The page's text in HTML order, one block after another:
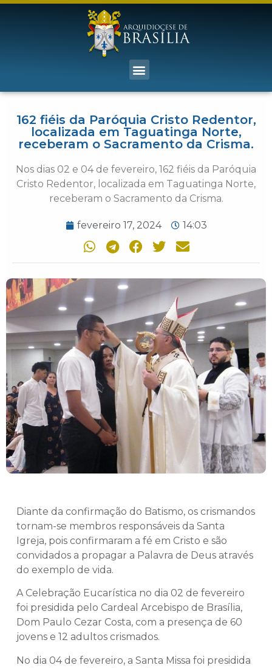
162 fiéis da Paróquia Cristo Redentor,
localizada em Taguatinga Norte,
receberam o Sacramento da Crisma.
Nos dias 02 e 04 de fevereiro, 162 fiéis da Paróquia
Cristo Redentor, localizada em Taguatinga Norte,
receberam o Sacramento da Crisma.
fevereiro 17, 2024 14:03
Diante da confirmação do Batismo, os crismandos
tornam-se membros responsáveis da Santa
Igreja, pois confirmaram a fé em Cristo e são
convidados a propagar a Palavra de Deus através
do exemplo de vida.
A Celebração Eucarística no dia 02 de fevereiro
foi presidida pelo Cardeal Arcebispo de Brasília,
Dom Paulo Cezar Costa, com a presença de 60
jovens e 12 adultos crismados.
No dia 04 de fevereiro, a Santa Missa foi presidida